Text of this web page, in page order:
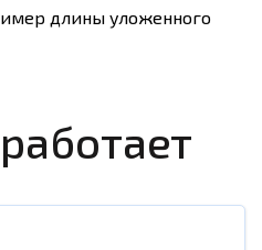
длины уложенного